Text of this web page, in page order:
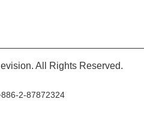
All Rights Reserved.
2-87872324